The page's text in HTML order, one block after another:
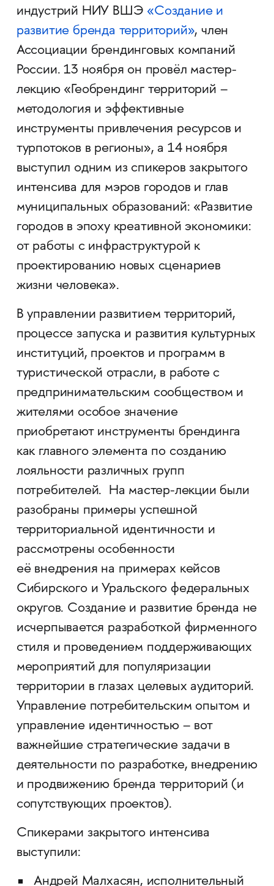
индустрий НИУ ВШЭ «Создание и
развитие бренда территорий», член
Ассоциации брендинговых компаний
России. 13 ноября он провёл мастер-
лекцию «Геобрендинг территорий –
методология и эффективные
инструменты привлечения ресурсов и
турпотоков в регионы», а 14 ноября
выступил одним из спикеров закрытого
интенсива для мэров городов и глав
муниципальных образований: «Развитие
городов в эпоху креативной экономики:
от работы с инфраструктурой к
проектированию новых сценариев
жизни человека».
В управлении развитием территорий,
процессе запуска и развития культурных
институций, проектов и программ в
туристической отрасли, в работе с
предпринимательским сообществом и
жителями особое значение
приобретают инструменты брендинга
как главного элемента по созданию
лояльности различных групп
потребителей. На мастер-лекции были
разобраны примеры успешной
территориальной идентичности и
рассмотрены особенности
её внедрения на примерах кейсов
Сибирского и Уральского федеральных
округов. Создание и развитие бренда не
исчерпывается разработкой фирменного
стиля и проведением поддерживающих
мероприятий для популяризации
территории в глазах целевых аудиторий.
Управление потребительским опытом и
управление идентичностью – вот
важнейшие стратегические задачи в
деятельности по разработке, внедрению
и продвижению бренда территорий (и
сопутствующих проектов).
Спикерами закрытого интенсива
выступили:
Андрей Малхасян, исполнительный